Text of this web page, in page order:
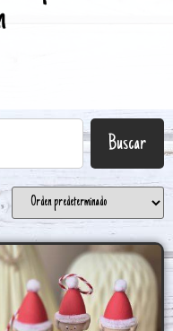
Buscar